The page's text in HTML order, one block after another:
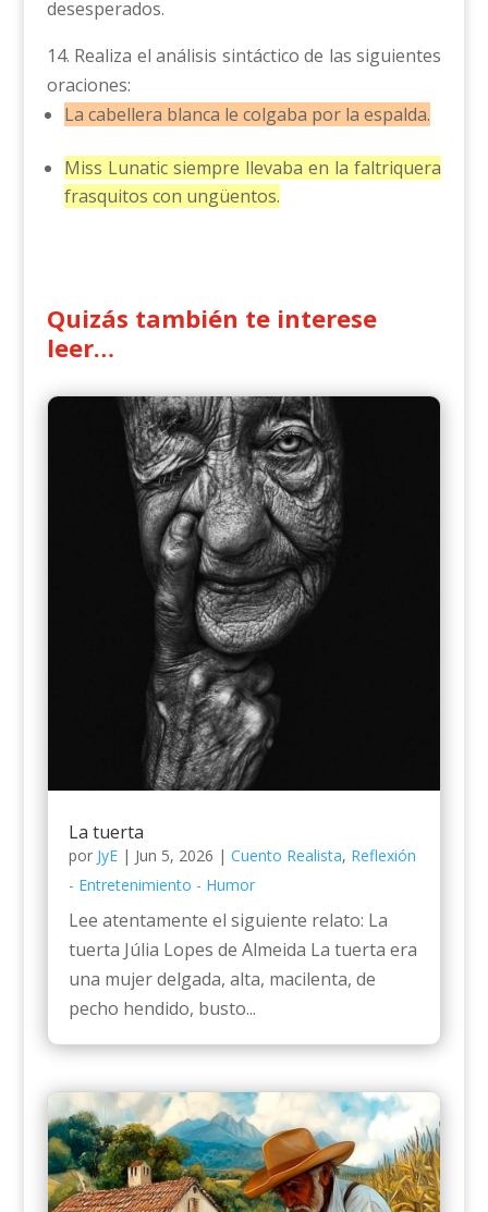
desesperados.
14. Realiza el análisis sintáctico de las siguientes
oraciones:
La cabellera blanca le colgaba por la espalda.
Miss Lunatic siempre llevaba en la faltriquera
frasquitos con ungüentos.
Quizás también te interese
leer…
La tuerta
por JyE| Jun 5, 2026 | Cuento Realista, Reflexión
- Entretenimiento - Humor
Lee atentamente el siguiente relato: La
tuerta Júlia Lopes de Almeida La tuerta era
una mujer delgada, alta, macilenta, de
pecho hendido, busto...